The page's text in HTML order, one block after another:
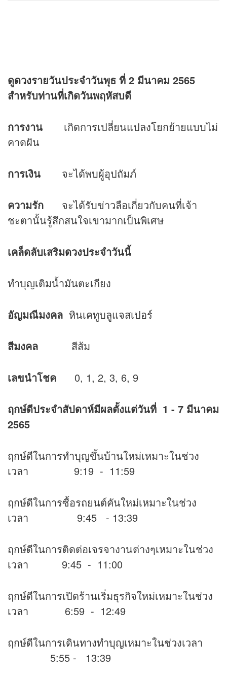
ดูดวงรายวันประจำวันพุธ ที่ 2 มีนาคม 2565
สำหรับท่านที่เกิดวันพฤหัสบดี
การงาน เกิดการเปลี่ยนแปลงโยกย้ายแบบไม่
คาดฝัน
การเงิน จะได้พบผู้อุปถัมภ์
ความรัก จะได้รับข่าวลือเกี่ยวกับคนที่เจ้า
ชะตานั้นรู้สึกสนใจเขามากเป็นพิเศษ
เคล็ดลับเสริมดวงประจำวันนี้
ทำบุญเติมน้ำมันตะเกียง
อัญมณีมงคล หินเคทูบลูแจสเปอร์
สีมงคล สีส้ม
เลขนำโชค 0, 1, 2, 3, 6, 9
ฤกษ์ดีประจำสัปดาห์มีผลตั้งแต่วันที่ 1 - 7 มีนาคม
2565
ฤกษ์ดีในการทำบุญขึ้นบ้านใหม่เหมาะในช่วง
เวลา 9:19 - 11:59
ฤกษ์ดีในการซื้อรถยนต์คันใหม่เหมาะในช่วง
เวลา 9:45 - 13:39
ฤกษ์ดีในการติดต่อเจรจางานต่างๆเหมาะในช่วง
เวลา 9:45 - 11:00
ฤกษ์ดีในการเปิดร้านเริ่มธุรกิจใหม่เหมาะในช่วง
เวลา 6:59 - 12:49
ฤกษ์ดีในการเดินทางทำบุญเหมาะในช่วงเวลา
5:55 - 13:39